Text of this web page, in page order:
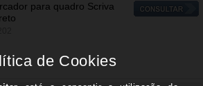
para quadro Scriva